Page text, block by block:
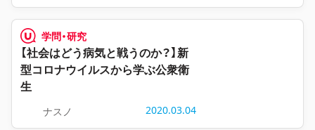
学問・研究
【社会はどう病気と戦うのか？】新
型コロナウイルスから学ぶ公衆衛
生
ナスノ 2020.03.04